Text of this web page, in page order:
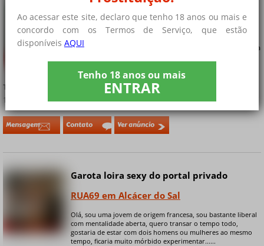
CASAIS SWING em Setúbal
Olá, estamos procurando uma garota para um trio, se for sua
discretos , fazemos por prazer......
Trio41 - Setúbal - 41 anos - o41******@******.***
16/02/2023 às 09h17
Mensagem Contato Ver anúncio
+ 8 fotos privadas
Garota loira sexy do portal privado
RUA69 em Alcácer do Sal
Olá, sou uma jovem de origem francesa, sou bastante liberal
com mentalidade aberta, quero transar o tempo todo,
gostaria de estar com dois homens ou mulheres ao mesmo
tempo, ficaria muito mórbido experimentar......
Ao acessar este site, declaro que tenho 18 anos ou mais e
concordo com os Termos de Serviço, que estão
disponíveis AQUI
Tenho 18 anos ou mais
ENTRAR